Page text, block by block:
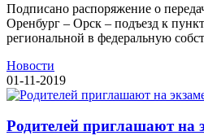
Подписано распоряжение о
Оренбург – Орск – подъезд к
региональной в федеральную
Новости
01-11-2019
Родителей приглашают на